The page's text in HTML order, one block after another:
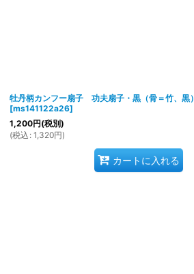
牡丹柄カンフー扇子 功夫扇子・黒（骨＝竹、
[ms141122a26]
1,200円(税別)
(税込 : 1,320円)
カートに入れる